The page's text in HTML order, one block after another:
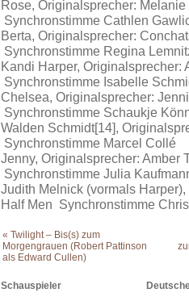
Rose, Originalsprecher:
Synchronstimme Cathlen
Berta, Originalsprecher:
Synchronstimme Regina
Kandi Harper, Originalsprecher:
Synchronstimme Isabelle
Chelsea, Originalsprecher:
Synchronstimme Schaukje
Walden Schmidt[14],
Synchronstimme Marcel Collé
Jenny, Originalsprecher: Amber
Synchronstimme Julia
Judith Melnick (vormals
Half Men Synchronstimme
« Twilight – Bis(s) zum
Morgengrauen (Robert Pattinson
als Edward Cullen)
Schauspieler